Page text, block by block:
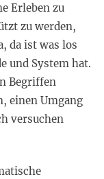
Erleben zu
zu werden,
da ist was los
und System hat.
Begriffen
einen Umgang
versuchen